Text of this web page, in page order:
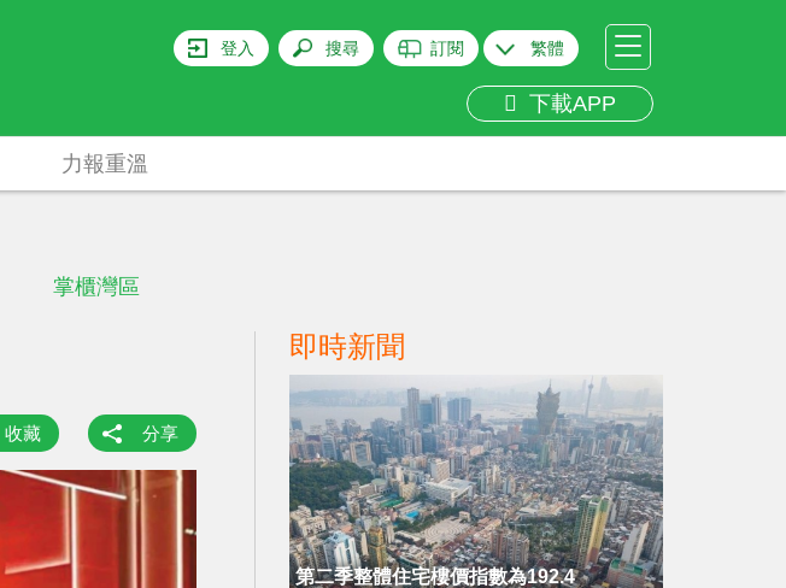
登入 搜尋 訂閱 繁體
下載APP
掌櫃灣區
力報重溫
收藏 分享
即時新聞
第二季整體住宅樓價指數為192.4